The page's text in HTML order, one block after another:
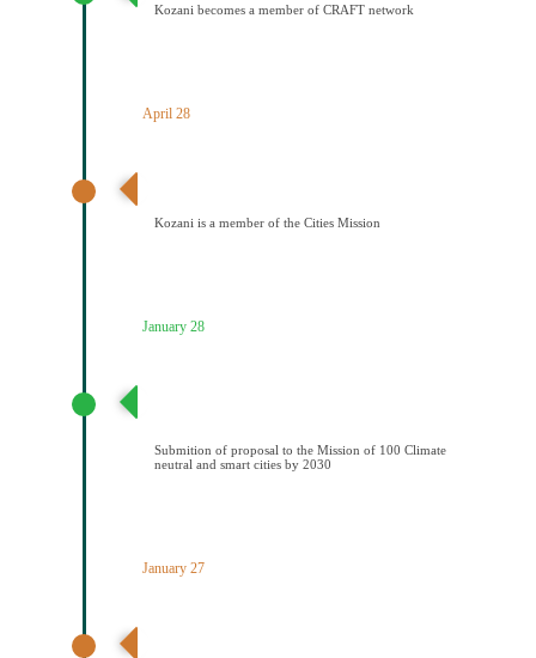
Kozani becomes a member of CRAFT network
April 28
Kozani is a member of the Cities Mission
January 28
Submition of proposal to the Mission of 100 Climate
neutral and smart cities by 2030
January 27